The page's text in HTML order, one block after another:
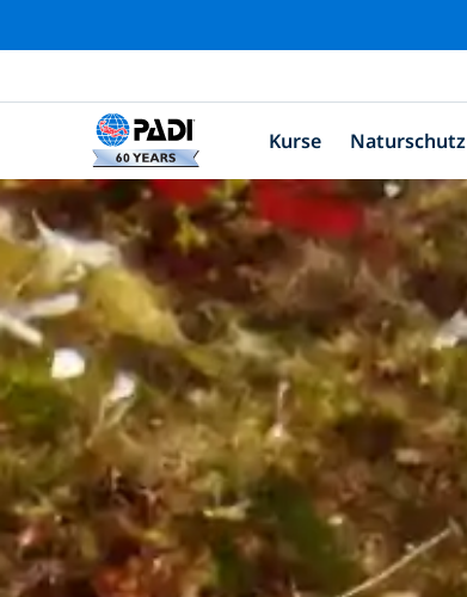
Kurse Naturschutz